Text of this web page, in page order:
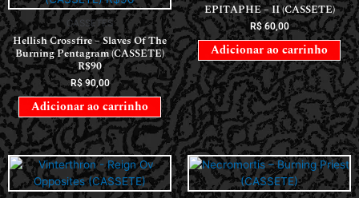
CASSETES
Hellish Crossfire – Slaves Of The
Burning Pentagram (CASSETE)
R$90
R$90,00
Adicionar ao carrinho
EPITAPHE – II (CASSETE)
R$60,00
Adicionar ao carrinho